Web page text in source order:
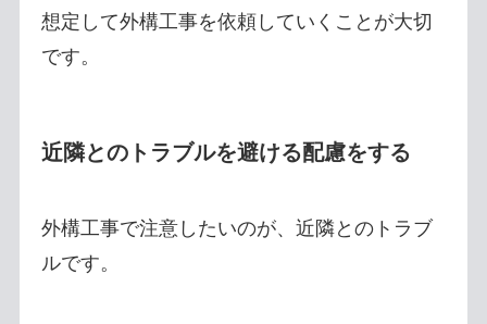
想定して外構工事を依頼していくことが大切
です。
近隣とのトラブルを避ける配慮をする
外構工事で注意したいのが、近隣とのトラブ
ルです。